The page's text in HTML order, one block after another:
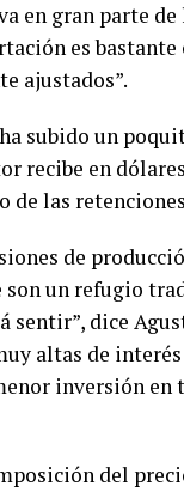
en gran parte
es
ajustados”.
subido un
recibe en
las
de
un refugio
sentir”, dice
altas de
inversión en
del